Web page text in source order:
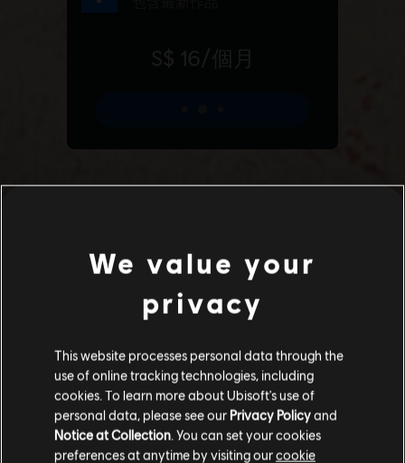
Additional content for 《極地戰嚎
We value your
privacy
This website processes personal data through the
use of online tracking technologies, including
cookies. To learn more about Ubisoft's use of
personal data, please see our Privacy Policyand
Notice at Collection . You can set your cookies
preferences at anytime by visiting ourcookie